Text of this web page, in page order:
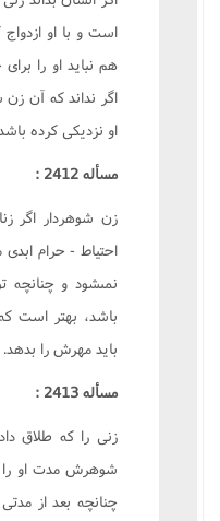
است و با او ازدواج
هم نبايد او را
اگر نداند که آن زن
او نزديکى کرده
مسأله 2412 :
زن شوهردار اگر
احتياط - حرام
نمىشود و چنانچه
باشد، بهتر است
بايد مهرش را بدهد.
مسأله 2413 :
زنى را که طلاق
شوهرش مدت او را
چنانچه بعد از